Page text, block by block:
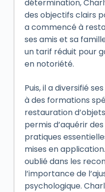
détermination,
des objectifs clairs
a commencé à
ses amis et sa
un tarif réduit pour
en notoriété.
Puis, il a diversifié
à des formations
restauration
permis d’aquérir
pratiques
mises en
oublié dans les
l’importance de
psychologique.